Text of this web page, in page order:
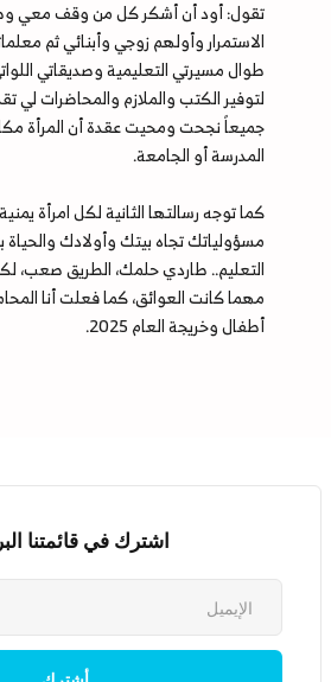
تقول: أود أن أشكر كل من وقف معي
الاستمرار وأولهم زوجي وأبنائي ثم
طوال مسيرتي التعليمية وصديقاتي
لتوفير الكتب والملازم والمحاضرات لي
جميعاً نجحت ومحيت عقدة أن المرأة
المدرسة أو الجامعة.
كما توجه رسالتها الثانية لكل امرأة
مسؤولياتك تجاه بيتك وأولادك والحياة
التعليم.. طاردي حلمك، الطريق صعب،
مهما كانت العوائق، كما فعلت أنا
أطفال وخريجة العام 2025.
اشترك في قائمتنا